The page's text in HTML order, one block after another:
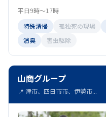
平日9時～17時
特殊清掃
孤独死の現場
消臭
害虫駆除
山商グループ
📍 津市、四日市市、伊勢市...